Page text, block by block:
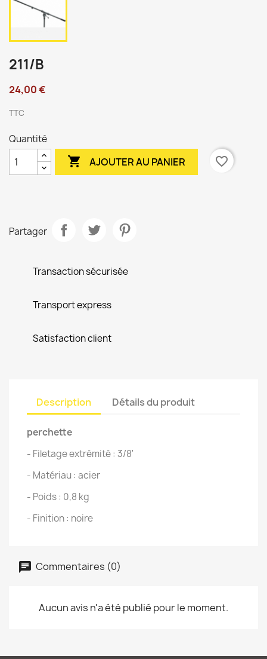
211/B
24,00 €
TTC
Quantité
 AJOUTER AU PANIER favorite_border
Partager
Transaction sécurisée
Transport express
Satisfaction client
Description Détails du produit
perchette
- Filetage extrémité : 3/8'
- Matériau : acier
- Poids : 0,8 kg
- Finition : noire
Commentaires (0)
Aucun avis n'a été publié pour le moment.